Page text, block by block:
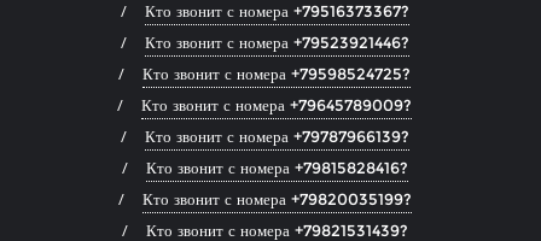
Кто звонит с номера +79516373367?
Кто звонит с номера +79523921446?
Кто звонит с номера +79598524725?
Кто звонит с номера +79645789009?
Кто звонит с номера +79787966139?
Кто звонит с номера +79815828416?
Кто звонит с номера +79820035199?
Кто звонит с номера +79821531439?